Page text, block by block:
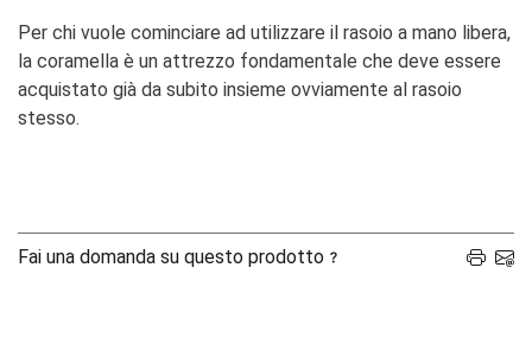
Per chi vuole cominciare ad utilizzare il rasoio a mano libera,
la coramella è un attrezzo fondamentale che deve essere
acquistato già da subito insieme ovviamente al rasoio
stesso.
Fai una domanda su questo prodotto